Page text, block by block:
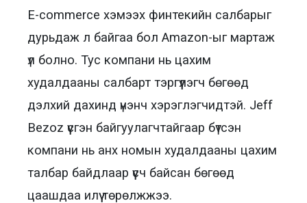
E-commerce хэмээх финтекийн салбарыг
дурьдаж л байгаа бол Amazon-ыг мартаж
үл болно. Тус компани нь цахим
худалдааны салбарт тэргүүлэгч бөгөөд
дэлхий дахинд үнэнч хэрэглэгчидтэй. Jeff
Bezoz үүсгэн байгуулагчтайгаар бүтсэн
компани нь анх номын худалдааны цахим
талбар байдлаар үүсч байсан бөгөөд
цаашдаа илүү төрөлжжээ.